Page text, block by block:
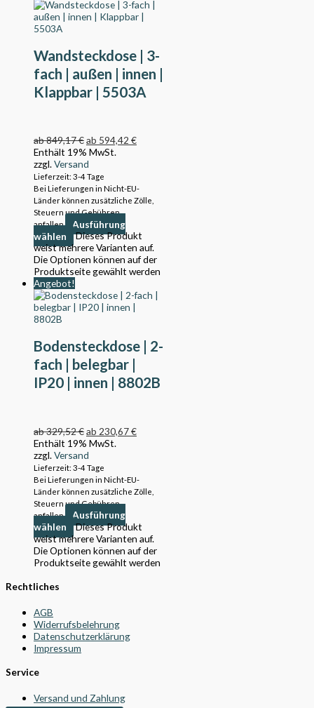
Wandsteckdose | 3-
fach | außen | innen |
Klappbar | 5503A
ab849,17€ab 594,42 €
Enthält 19% MwSt.
zzgl.Versand
Lieferzeit: 3-4 Tage
Bei Lieferungen in Nicht-EU-
Länder können zusätzliche Zölle,
Steuern und Gebühren
anfallen.
Ausführung
wählen
Dieses Produkt
weist mehrere Varianten auf.
Die Optionen können auf der
Produktseite gewählt werden
Angebot!
Bodensteckdose | 2-
fach | belegbar |
IP20 | innen | 8802B
ab329,52€ab 230,67€
Enthält 19% MwSt.
zzgl.Versand
Lieferzeit: 3-4 Tage
Bei Lieferungen in Nicht-EU-
Länder können zusätzliche Zölle,
Steuern und Gebühren
anfallen.
Ausführung
wählen
Dieses Produkt
weist mehrere Varianten auf.
Die Optionen können auf der
Produktseite gewählt werden
Rechtliches
AGB
Widerrufsbelehrung
Datenschutzerklärung
Impressum
Service
Versand und Zahlung